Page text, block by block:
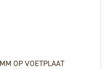
OP VOETPLAAT